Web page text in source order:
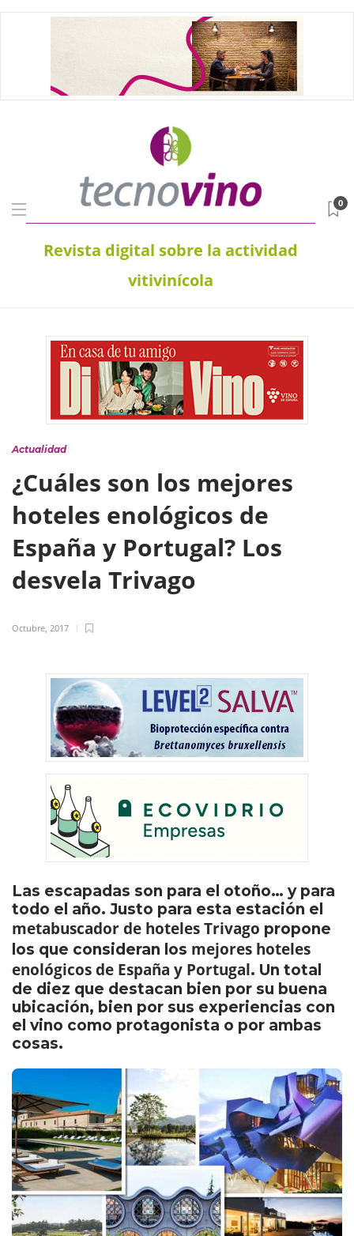
Revista digital sobre la actividad
vitivinícola
0
Actualidad
¿Cuáles son los mejores
hoteles enológicos de
España y Portugal? Los
desvela Trivago
Octubre, 2017
Las escapadas son para el otoño… y para
todo el año. Justo para esta estación el
metabuscador de hoteles Trivago propone
los que consideran los mejores hoteles
enológicos de España y Portugal. Un total
de diez que destacan bien por su buena
ubicación, bien por sus experiencias con
el vino como protagonista o por ambas
cosas.